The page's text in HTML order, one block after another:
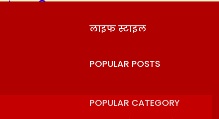
लाइफ स्टाइल
POPULAR POSTS
POPULAR CATEGORY